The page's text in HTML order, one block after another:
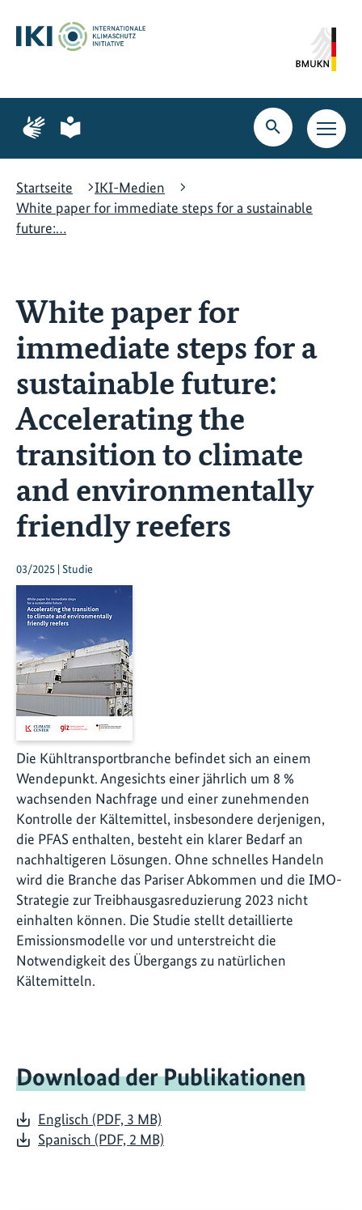
Hauptinhalt
springen
Suche
springen
Hauptnavigation
springen
Zur
Seite
Gebärdensprache
Zur
Seite
leichte
Suche
öffnen
Startseite
IKI-Medien
White paper for immediate steps for a sustainable
future:…
White paper for
immediate steps for a
sustainable future:
Accelerating the
transition to climate
and environmentally
friendly reefers
03/2025 | Studie
Die Kühltransportbranche befindet sich an einem
Wendepunkt. Angesichts einer jährlich um 8 %
wachsenden Nachfrage und einer zunehmenden
Kontrolle der Kältemittel, insbesondere derjenigen,
die PFAS enthalten, besteht ein klarer Bedarf an
nachhaltigeren Lösungen. Ohne schnelles Handeln
wird die Branche das Pariser Abkommen und die IMO-
Strategie zur Treibhausgasreduzierung 2023 nicht
einhalten können. Die Studie stellt detaillierte
Emissionsmodelle vor und unterstreicht die
Notwendigkeit des Übergangs zu natürlichen
Kältemitteln.
Download der Publikationen
Englisch (PDF, 3 MB)
Spanisch (PDF, 2 MB)